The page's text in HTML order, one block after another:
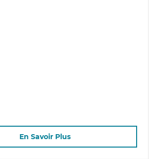
En Savoir Plus